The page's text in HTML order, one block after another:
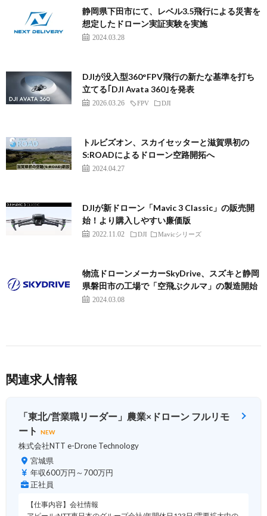
静岡県下田市にて、レベル3.5飛行による災害を
想定したドローン実証実験を実施
2024.03.28
DJIが没入型360°FPV飛行の新たな基準を打ち
立てる｢DJI Avata 360｣を発表
2026.03.26 FPV DJI
トルビズオン、スカイセッターと滋賀県初の
S:ROADによるドローン空路開拓へ
2024.04.27
DJIが新ドローン「Mavic 3 Classic」の販売開
始！より購入しやすい廉価版
2022.11.02 DJI Mavicシリーズ
物流ドローンメーカーSkyDrive、スズキと静岡
県磐田市の工場で「空飛ぶクルマ」の製造開始
2024.03.08
関連求人情報
「東北/営業職リーダー」農業×ドローン フルリモ
ート
NEW
株式会社NTT e-Drone Technology
宮城県
年収600万円～700万円
正社員
【仕事内容】会社情報